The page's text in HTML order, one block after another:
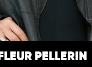
FLEUR PELLERIN